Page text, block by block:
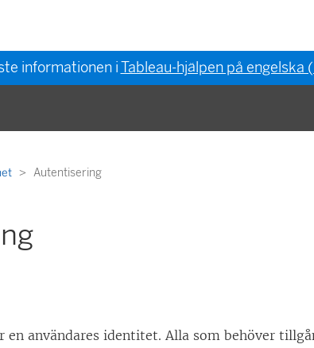
informationen iTableau-hjälpen på engelska
Autentisering
en användares identitet. Alla som behöver